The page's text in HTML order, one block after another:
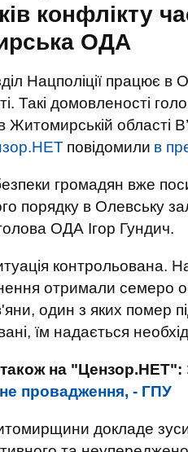
конфлікту
ОДА
Нацполіції працює
Такі домовленості
в Житомирській області
повідомили в
громадян вже
порядку в Олевську
ОДА Ігор Гундич.
контрольована.
отримали семеро
один з яких помер
їм надається
на "Цензор.НЕТ":
провадження, - ГПУ
докладе